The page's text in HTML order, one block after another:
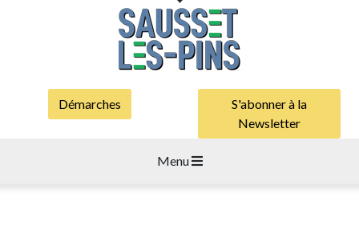
Démarches
S'abonner à la
Newsletter
Menu